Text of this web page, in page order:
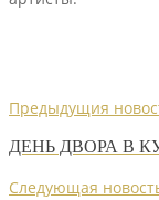
Предыдущия
ДЕНЬ ДВОРА В
Следующая